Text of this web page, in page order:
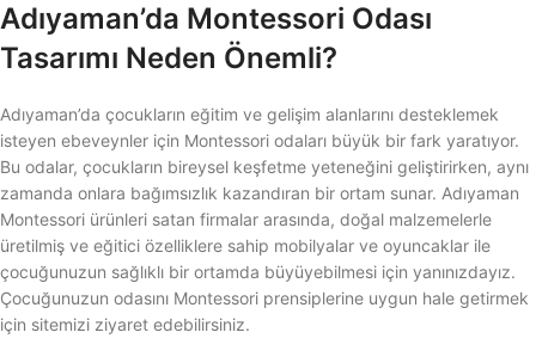
Adıyaman’da Montessori Odası
Tasarımı Neden Önemli?
Adıyaman’da çocukların eğitim ve gelişim alanlarını desteklemek
isteyen ebeveynler için Montessori odaları büyük bir fark yaratıyor.
Bu odalar, çocukların bireysel keşfetme yeteneğini geliştirirken, aynı
zamanda onlara bağımsızlık kazandıran bir ortam sunar. Adıyaman
Montessori ürünleri satan firmalar arasında, doğal malzemelerle
üretilmiş ve eğitici özelliklere sahip mobilyalar ve oyuncaklar ile
çocuğunuzun sağlıklı bir ortamda büyüyebilmesi için yanınızdayız.
Çocuğunuzun odasını Montessori prensiplerine uygun hale getirmek
için sitemizi ziyaret edebilirsiniz.